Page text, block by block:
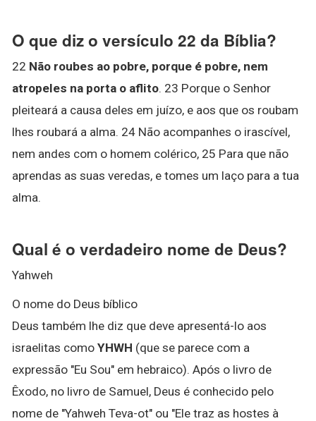
O que diz o versículo 22 da Bíblia?
22 Não roubes ao pobre, porque é pobre, nem
atropeles na porta o aflito. 23 Porque o Senhor
pleiteará a causa deles em juízo, e aos que os roubam
lhes roubará a alma. 24 Não acompanhes o irascível,
nem andes com o homem colérico, 25 Para que não
aprendas as suas veredas, e tomes um laço para a tua
alma.
Qual é o verdadeiro nome de Deus?
Yahweh
O nome do Deus bíblico
Deus também lhe diz que deve apresentá-lo aos
israelitas como YHWH (que se parece com a
expressão "Eu Sou" em hebraico). Após o livro de
Êxodo, no livro de Samuel, Deus é conhecido pelo
nome de "Yahweh Teva-ot" ou "Ele traz as hostes à